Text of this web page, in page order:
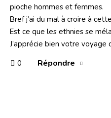
pioche hommes et femmes.
Bref j’ai du mal à croire à
Est ce que les ethnies se
J’apprécie bien votre
0
Répondre